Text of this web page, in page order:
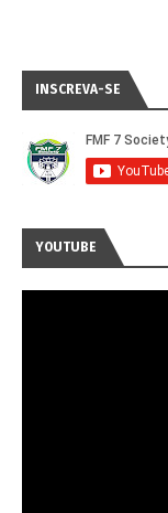
INSCREVA-SE
YOUTUBE